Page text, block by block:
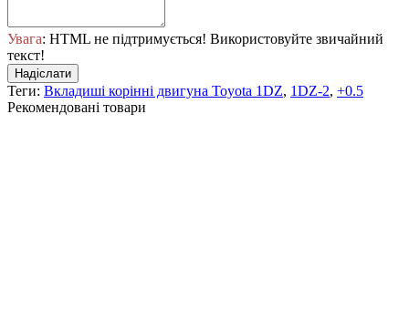
Увага: HTML не підтримується! Використовуйте звичайний
текст!
Надіслати
Теги: Вкладиші корінні двигуна Toyota 1DZ, 1DZ-2, +0.5
Рекомендовані товари